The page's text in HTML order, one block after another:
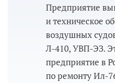
Предприятие
и техническое
воздушных
Л-410, УВП-ЭЗ.
предприятие в
по ремонту Ил-